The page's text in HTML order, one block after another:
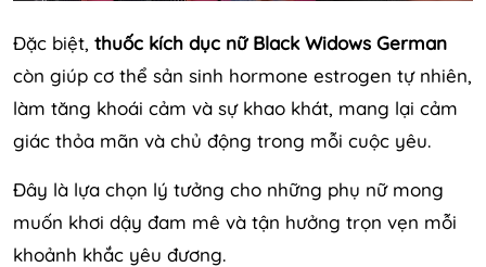
Đặc biệt, thuốc kích dục nữ Black Widows German
còn giúp cơ thể sản sinh hormone estrogen tự nhiên,
làm tăng khoái cảm và sự khao khát, mang lại cảm
giác thỏa mãn và chủ động trong mỗi cuộc yêu.
Đây là lựa chọn lý tưởng cho những phụ nữ mong
muốn khơi dậy đam mê và tận hưởng trọn vẹn mỗi
khoảnh khắc yêu đương.